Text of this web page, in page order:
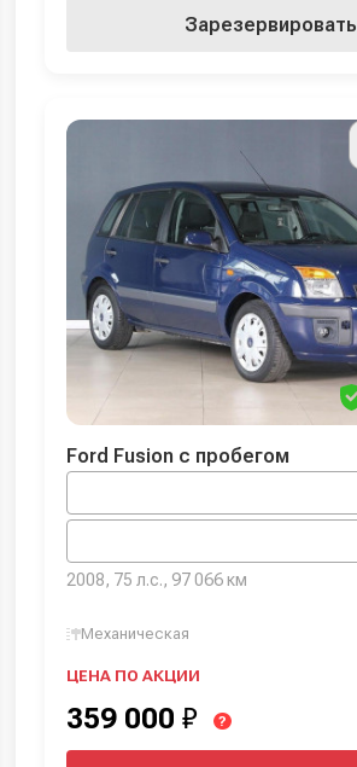
Зарезервировать
Ford Fusion с пробегом
2008, 75 л.с., 97 066 км
Механическая
ЦЕНА ПО АКЦИИ
359 000 ₽ ?